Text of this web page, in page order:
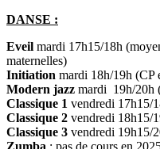
DANSE :
Eveil mardi 17h15/18h
maternelles)
Initiation mardi 18h/19h (CP
Modern jazz mardi 19h/20h
Classique 1 vendredi 17h15/
Classique 2 vendredi 18h15/
Classique 3 vendredi 19h15/
Zumba : pas de cours en